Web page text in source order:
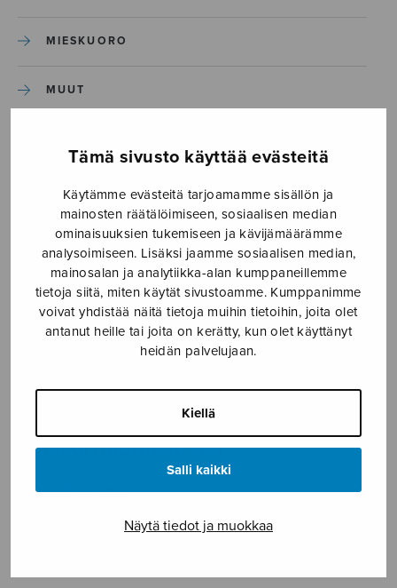
Tämä sivusto käyttää evästeitä
Käytämme evästeitä tarjoamamme sisällön ja
mainosten räätälöimiseen, sosiaalisen median
ominaisuuksien tukemiseen ja kävijämäärämme
analysoimiseen. Lisäksi jaamme sosiaalisen median,
mainosalan ja analytiikka-alan kumppaneillemme
tietoja siitä, miten käytät sivustoamme. Kumppanimme
voivat yhdistää näitä tietoja muihin tietoihin, joita olet
antanut heille tai joita on kerätty, kun olet käyttänyt
heidän palvelujaan.
Kiellä
Salli kaikki
Näytä tiedot ja muokkaa
MIESKUORO
MUUT
SEKAKUORO
SOITINKOULUT JA OPPAAT
SOITINMUSIIKKI
YKSINLAULU
YLEINEN
Sulasol nuottikauppa
Myymälä avoinna